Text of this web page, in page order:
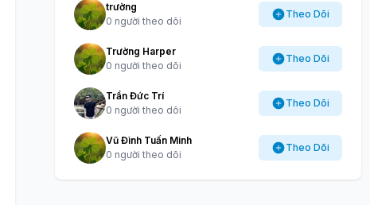
trường
0 người theo dõi
Theo Dõi
Trường Harper
0 người theo dõi
Theo Dõi
Trần Đức Trí
0 người theo dõi
Theo Dõi
Vũ Đình Tuấn Minh
0 người theo dõi
Theo Dõi